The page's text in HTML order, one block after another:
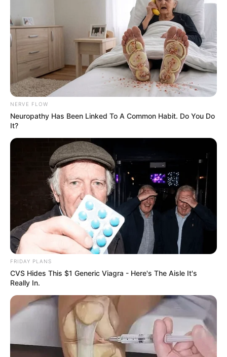
Sex Can Last 3 Hours Without Viagra, Try This
Recipe!
BOOSTARO
Guatemala Dental
GUATEMALA DENTAL
NERVE FLOW
Neuropathy Has Been Linked To A Common Habit. Do You Do
It?
FRIDAY PLANS
CVS Hides This $1 Generic Viagra - Here's The Aisle It's
Really In.